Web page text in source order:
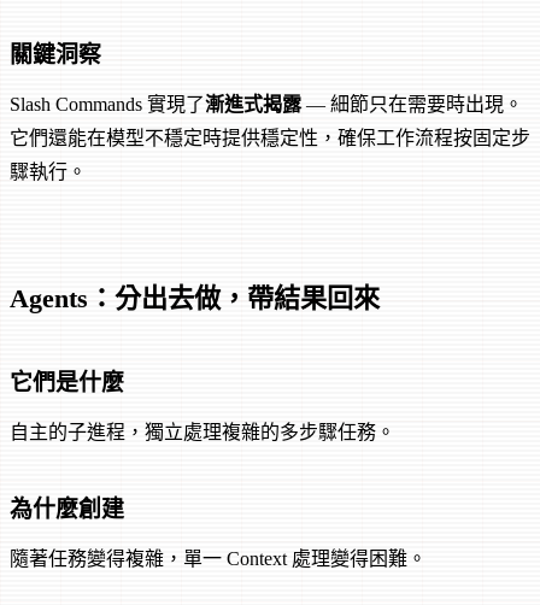
關鍵洞察
Slash Commands 實現了漸進式揭露— 細節只在需要時出現。
它們還能在模型不穩定時提供穩定性，確保工作流程按固定步
驟執行。
Agents：分出去做，帶結果回來
它們是什麼
自主的子進程，獨立處理複雜的多步驟任務。
為什麼創建
隨著任務變得複雜，單一 Context 處理變得困難。